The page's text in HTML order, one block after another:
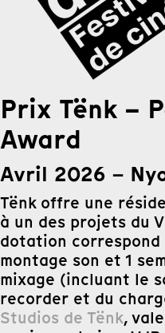
Prix Tënk –
Award
Avril 2026 –
Tënk offre une
à un des projets du
dotation correspond
montage son et 1
mixage (incluant le
recorder et du
Studios de Tënk,